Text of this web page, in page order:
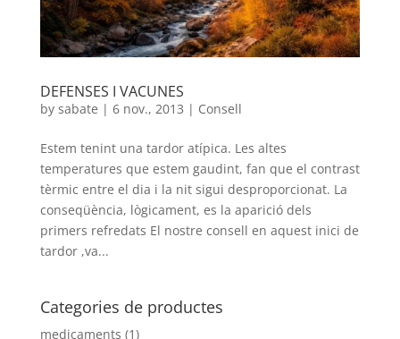
DEFENSES I VACUNES
by sabate | 6 nov., 2013 | Consell
Estem tenint una tardor atípica. Les altes
temperatures que estem gaudint, fan que el contrast
tèrmic entre el dia i la nit sigui desproporcionat. La
conseqüència, lògicament, es la aparició dels
primers refredats El nostre consell en aquest inici de
tardor ,va...
Categories de productes
medicaments (1)